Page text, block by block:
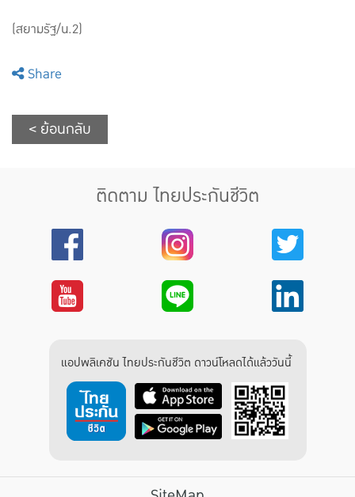
(สยามรัฐ/น.2)
Share
< ย้อนกลับ
ติดตาม ไทยประกันชีวิต
แอปพลิเคชัน ไทยประกันชีวิต ดาวน์โหลดได้แล้ววันนี้